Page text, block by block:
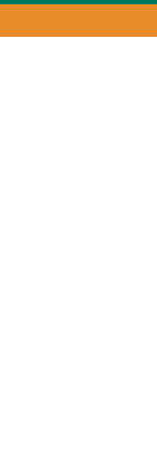
di alta